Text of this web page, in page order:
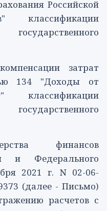
Российской
классификации
затрат
134 "Доходы от
классификации
финансов
и Федерального
2021 г. N 02-06-
(далее - Письмо)
расчетов с